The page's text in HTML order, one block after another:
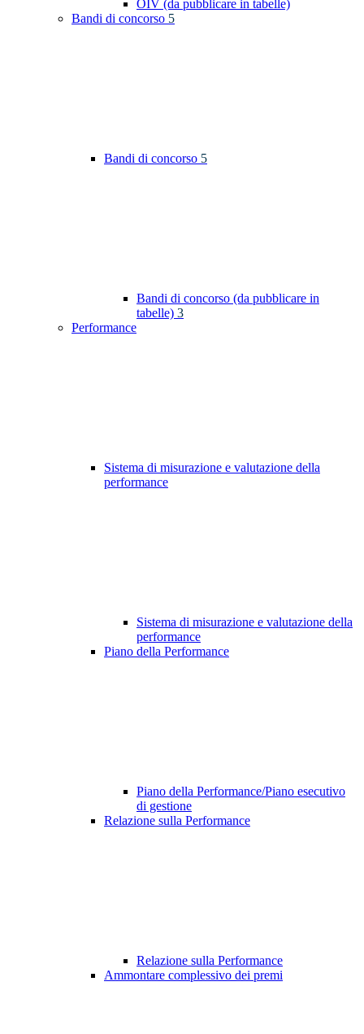
OIV (da pubblicare in tabelle)
Bandi di concorso 5
Bandi di concorso 5
Bandi di concorso (da pubblicare in
tabelle) 3
Performance
Sistema di misurazione e valutazione della
performance
Sistema di misurazione e valutazione della
performance
Piano della Performance
Piano della Performance/Piano esecutivo
di gestione
Relazione sulla Performance
Relazione sulla Performance
Ammontare complessivo dei premi